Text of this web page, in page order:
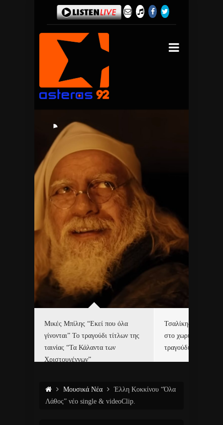
Μικές Μπίλης “Εκεί που όλα
γίνονται” Το τραγούδι τίτλων της
ταινίας “Τα Κάλαντα των
Χριστουγέννων”
Τσαλίκης,
στο χωριό του Άι
τραγούδι και video
Μουσικά Νέα
Έλλη Κοκκίνου “Όλα
Λάθος” νέο single & videoClip.